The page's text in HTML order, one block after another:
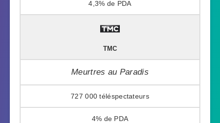
4,3%
TMC
Meurtres au Paradis
727 000
4%